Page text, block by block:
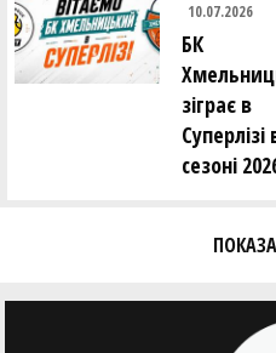
Ірина Фамаре ()
Олександр Федоренко ()
Сергій Федорів ()
Андрій Федорченко ()
Андрій Фоменко ()
Олександр Фоменко ()
10.07.2026
БК
зіграє в
Суперлізі
сезоні